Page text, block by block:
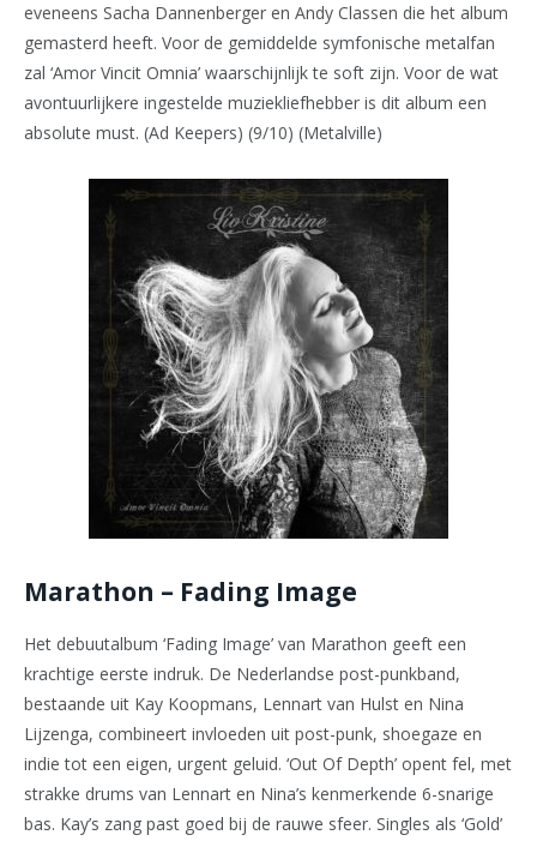
eveneens Sacha Dannenberger en Andy Classen die het album
gemasterd heeft. Voor de gemiddelde symfonische metalfan
zal ‘Amor Vincit Omnia’ waarschijnlijk te soft zijn. Voor de wat
avontuurlijkere ingestelde muziekliefhebber is dit album een
absolute must. (Ad Keepers) (9/10) (Metalville)
Marathon – Fading Image
Het debuutalbum ‘Fading Image’ van Marathon geeft een
krachtige eerste indruk. De Nederlandse post-punkband,
bestaande uit Kay Koopmans, Lennart van Hulst en Nina
Lijzenga, combineert invloeden uit post-punk, shoegaze en
indie tot een eigen, urgent geluid. ‘Out Of Depth’ opent fel, met
strakke drums van Lennart en Nina’s kenmerkende 6-snarige
bas. Kay’s zang past goed bij de rauwe sfeer. Singles als ‘Gold’